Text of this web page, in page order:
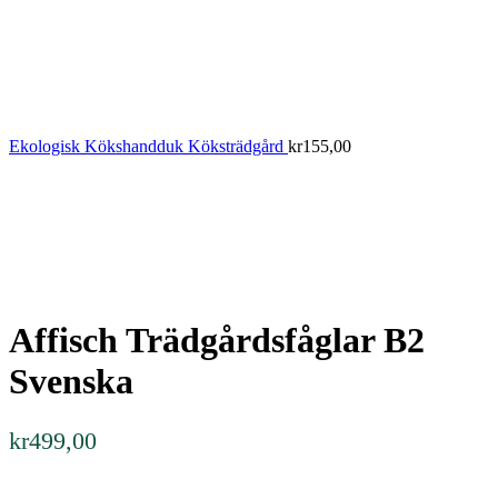
Ekologisk Kökshandduk Köksträdgård kr155,00
Affisch Trädgårdsfåglar B2
Svenska
kr499,00